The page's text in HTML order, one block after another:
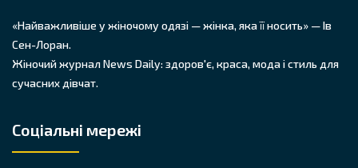
«Найважливіше у жіночому одязі — жінка, яка її носить» — Ів
Сен-Лоран.
Жіночий журнал News Daily: здоров'є, краса, мода і стиль для
сучасних дівчат.
Соціальні мережі